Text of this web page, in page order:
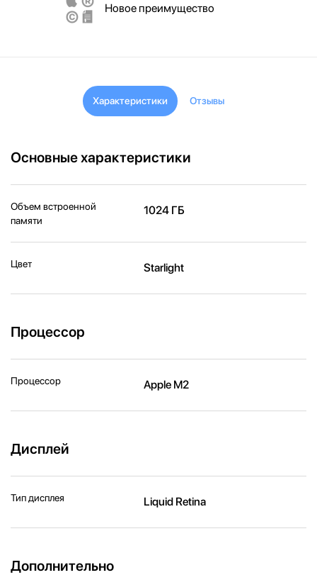
Новое преимущество
Характеристики Отзывы
Основные характеристики
Объем встроенной
памяти
1024 ГБ
Цвет Starlight
Процессор
Процессор Apple M2
Дисплей
Тип дисплея Liquid Retina
Дополнительно